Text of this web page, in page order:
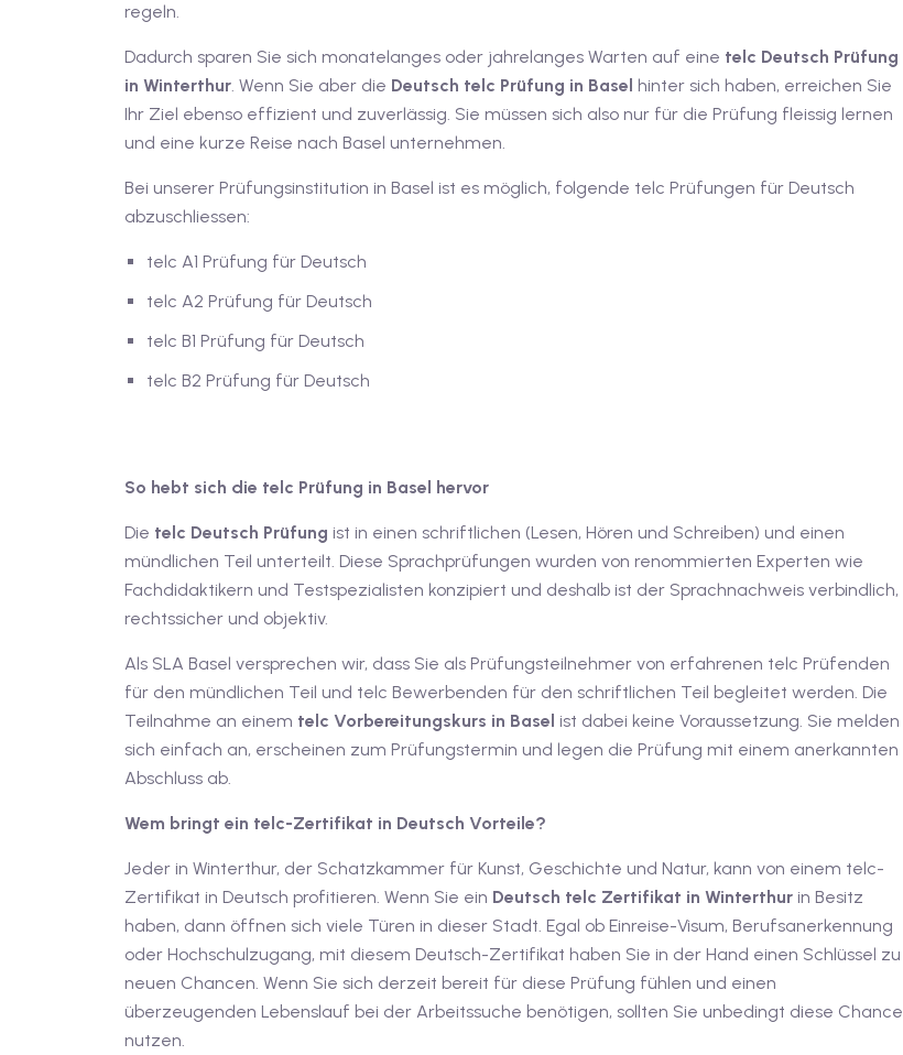
regeln.
Dadurch sparen Sie sich monatelanges oder jahrelanges Warten auf eine telc Deutsch Prüfung
in Winterthur. Wenn Sie aber die Deutsch telc Prüfung in Basel hinter sich haben, erreichen Sie
Ihr Ziel ebenso effizient und zuverlässig. Sie müssen sich also nur für die Prüfung fleissig lernen
und eine kurze Reise nach Basel unternehmen.
Bei unserer Prüfungsinstitution in Basel ist es möglich, folgende telc Prüfungen für Deutsch
abzuschliessen:
telc A1 Prüfung für Deutsch
telc A2 Prüfung für Deutsch
telc B1 Prüfung für Deutsch
telc B2 Prüfung für Deutsch
So hebt sich die telc Prüfung in Basel hervor
Die telc Deutsch Prüfung ist in einen schriftlichen (Lesen, Hören und Schreiben) und einen
mündlichen Teil unterteilt. Diese Sprachprüfungen wurden von renommierten Experten wie
Fachdidaktikern und Testspezialisten konzipiert und deshalb ist der Sprachnachweis verbindlich,
rechtssicher und objektiv.
Als SLA Basel versprechen wir, dass Sie als Prüfungsteilnehmer von erfahrenen telc Prüfenden
für den mündlichen Teil und telc Bewerbenden für den schriftlichen Teil begleitet werden. Die
Teilnahme an einem telc Vorbereitungskurs in Basel ist dabei keine Voraussetzung. Sie melden
sich einfach an, erscheinen zum Prüfungstermin und legen die Prüfung mit einem anerkannten
Abschluss ab.
Wem bringt ein telc-Zertifikat in Deutsch Vorteile?
Jeder in Winterthur, der Schatzkammer für Kunst, Geschichte und Natur, kann von einem telc-
Zertifikat in Deutsch profitieren. Wenn Sie ein Deutsch telc Zertifikat in Winterthur in Besitz
haben, dann öffnen sich viele Türen in dieser Stadt. Egal ob Einreise-Visum, Berufsanerkennung
oder Hochschulzugang, mit diesem Deutsch-Zertifikat haben Sie in der Hand einen Schlüssel zu
neuen Chancen. Wenn Sie sich derzeit bereit für diese Prüfung fühlen und einen
überzeugenden Lebenslauf bei der Arbeitssuche benötigen, sollten Sie unbedingt diese Chance
nutzen.